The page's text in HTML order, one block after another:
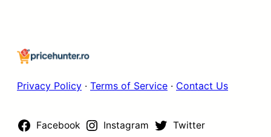
Privacy Policy · Terms of Service · Contact Us
Facebook Instagram Twitter